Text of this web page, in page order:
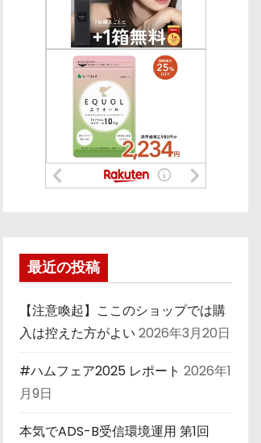
最近の投稿
【注意喚起】ここのショップでは購
入は控えた方がよい 2026年3月20日
#ハムフェア2025 レポート 2026年1
月9日
本気でADS-B受信環境運用 第1回